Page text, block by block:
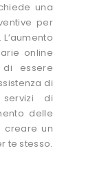
una
per
online
di essere
di
di
delle
creare un
te stesso.